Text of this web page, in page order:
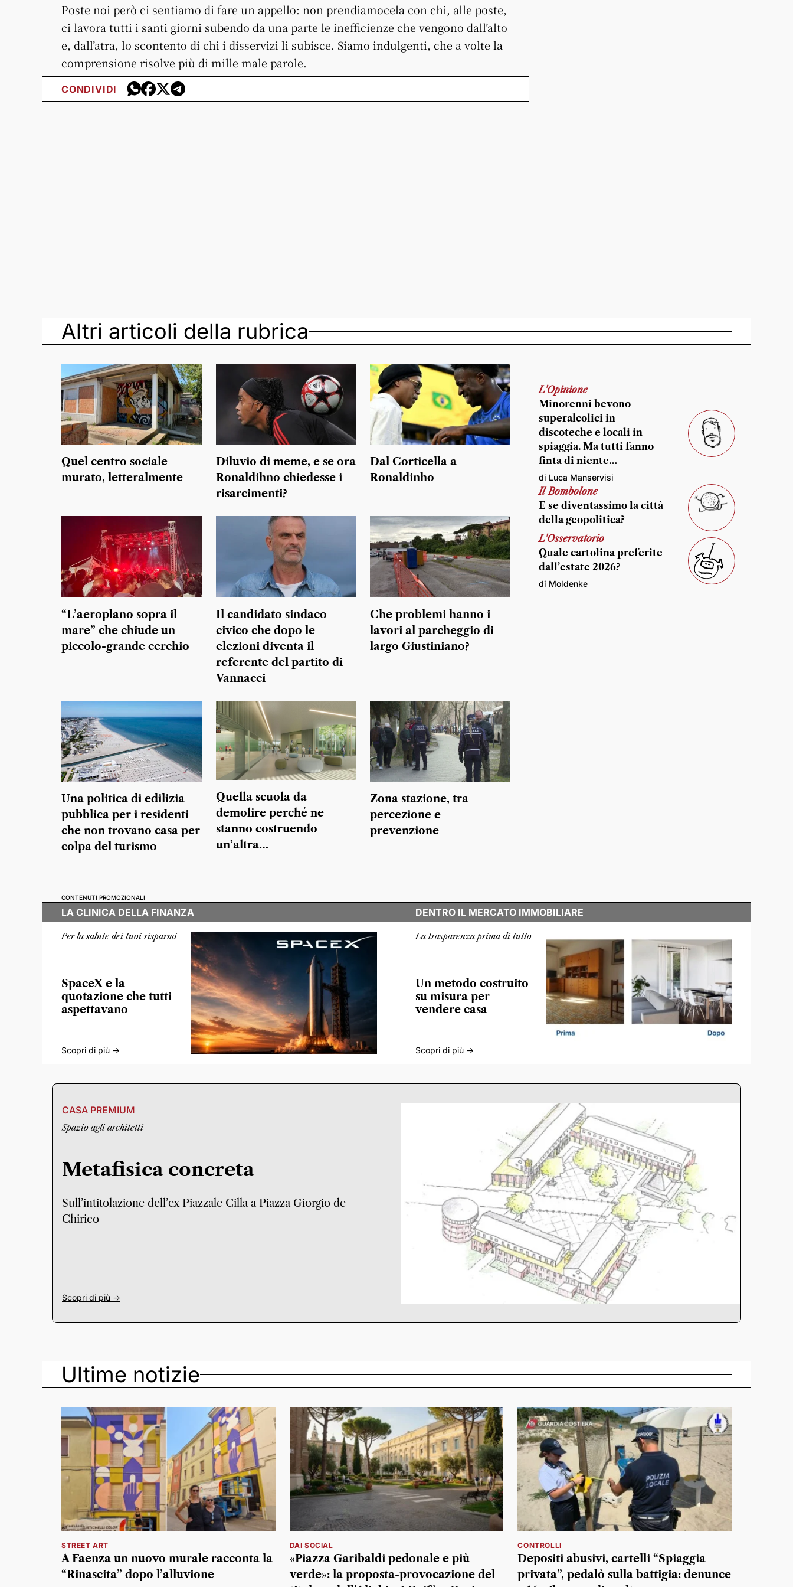
Poste noi però ci sentiamo di fare un appello: non prendiamocela con chi, alle poste,
ci lavora tutti i santi giorni subendo da una parte le inefficienze che vengono dall’alto
e, dall’atra, lo scontento di chi i disservizi li subisce. Siamo indulgenti, che a volte la
comprensione risolve più di mille male parole.
CONDIVIDI
Altri articoli della rubrica
Quel centro sociale
murato, letteralmente
Diluvio di meme, e se ora
Ronaldihno chiedesse i
risarcimenti?
Dal Corticella a
Ronaldinho
“L’aeroplano sopra il
mare” che chiude un
piccolo-grande cerchio
Il candidato sindaco
civico che dopo le
elezioni diventa il
referente del partito di
Vannacci
Che problemi hanno i
lavori al parcheggio di
largo Giustiniano?
Una politica di edilizia
pubblica per i residenti
che non trovano casa per
colpa del turismo
Quella scuola da
demolire perché ne
stanno costruendo
un’altra…
Zona stazione, tra
percezione e
prevenzione
L'Opinione
Minorenni bevono
superalcolici in
discoteche e locali in
spiaggia. Ma tutti fanno
finta di niente…
di Luca Manservisi
Il Bombolone
E se diventassimo la città
della geopolitica?
L'Osservatorio
Quale cartolina preferite
dall’estate 2026?
di Moldenke
CONTENUTI PROMOZIONALI
LA CLINICA DELLA FINANZA
Per la salute dei tuoi risparmi
SpaceX e la
quotazione che tutti
aspettavano
Scopri di più ->
DENTRO IL MERCATO IMMOBILIARE
La trasparenza prima di tutto
Un metodo costruito
su misura per
vendere casa
Scopri di più ->
CASA PREMIUM
Spazio agli architetti
Metafisica concreta
Sull’intitolazione dell’ex Piazzale Cilla a Piazza Giorgio de
Chirico
Scopri di più ->
Ultime notizie
STREET ART
A Faenza un nuovo murale racconta la
“Rinascita” dopo l’alluvione
DAI SOCIAL
«Piazza Garibaldi pedonale e più
verde»: la proposta-provocazione del
CONTROLLI
Depositi abusivi, cartelli “Spiaggia
privata”, pedalò sulla battigia: denunce